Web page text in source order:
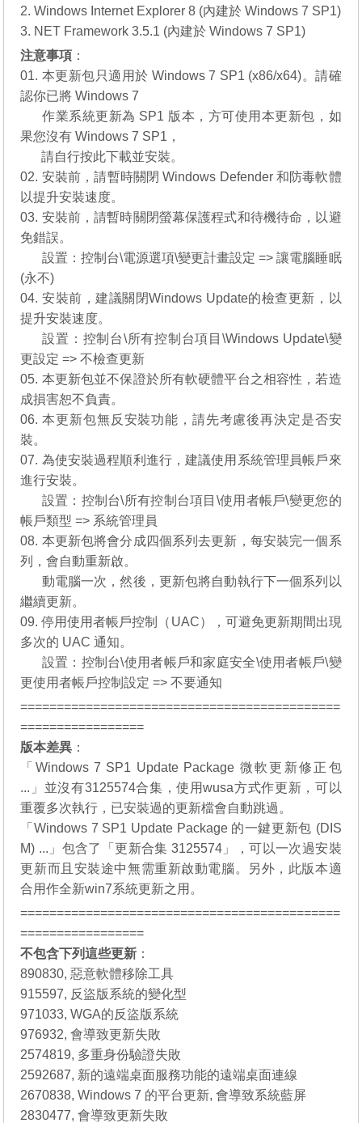
2. Windows Internet Explorer 8 (內建於 Windows 7 SP1)
3. NET Framework 3.5.1 (內建於 Windows 7 SP1)
注意事項 ：
01. 本更新包只適用於 Windows 7 SP1 (x86/x64)。請確
認你已將 Windows 7
作業系統更新為 SP1 版本，方可使用本更新包，如
果您沒有Windows 7 SP1 ，
請自行按此下載並安裝。
02. 安裝前，請暫時關閉 Windows Defender 和防毒軟體
以提升安裝速度。
03. 安裝前，請暫時關閉螢幕保護程式和待機待命，以避
免錯誤。
設置：控制台\電源選項\變更計畫設定 => 讓電腦睡眠
(永不)
04. 安裝前，建議關閉Windows Update的檢查更新，以
提升安裝速度。
設置：控制台\所有控制台項目\Windows Update\變
更設定 => 不檢查更新
05. 本更新包並不保證於所有軟硬體平台之相容性，若造
成損害恕不負責。
06. 本更新包無反安裝功能，請先考慮後再決定是否安
裝。
07. 為使安裝過程順利進行，建議使用系統管理員帳戶來
進行安裝。
設置：控制台\所有控制台項目\使用者帳戶\變更您的
帳戶類型 => 系統管理員
08. 本更新包將會分成四個系列去更新，每安裝完一個系
列，會自動重新啟。
動電腦一次，然後，更新包將自動執行下一個系列以
繼續更新。
09. 停用使用者帳戶控制（UAC），可避免更新期間出現
多次的 UAC 通知。
設置：控制台\使用者帳戶和家庭安全\使用者帳戶\變
更使用者帳戶控制設定 => 不要通知
============================================
=================
版本差異 ：
「Windows 7 SP1 Update Package 微軟更新修正包
...」並沒有3125574合集，使用wusa方式作更新，可以
重覆多次執行，已安裝過的更新檔會自動跳過。
「Windows 7 SP1 Update Package 的一鍵更新包 (DIS
M) ...」包含了「更新合集 3125574」，可以一次過安裝
更新而且安裝途中無需重新啟動電腦。另外，此版本適
合用作全新win7系統更新之用。
============================================
=================
不包含下列這些更新 ：
890830, 惡意軟體移除工具
915597, 反盜版系統的變化型
971033, WGA的反盜版系統
976932, 會導致更新失敗
2574819, 多重身份驗證失敗
2592687, 新的遠端桌面服務功能的遠端桌面連線
2670838, Windows 7 的平台更新, 會導致系統藍屏
2830477, 會導致更新失敗